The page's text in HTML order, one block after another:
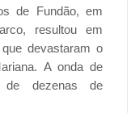
de Fundão, em
resultou em
devastaram o
A onda de
dezenas de